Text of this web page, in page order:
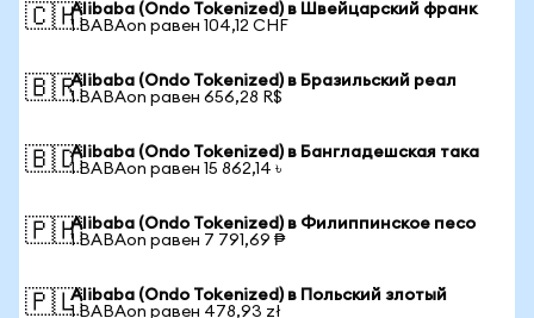
🇨🇭Alibaba (Ondo Tokenized) в Швейцарский франк
1 BABAon равен 104,12 CHF
🇧🇷Alibaba (Ondo Tokenized) в Бразильский реал
1 BABAon равен 656,28 R$
🇧🇩Alibaba (Ondo Tokenized) в Бангладешская така
1 BABAon равен 15 862,14 ৳
🇵🇭Alibaba (Ondo Tokenized) в Филиппинское песо
1 BABAon равен 7 791,69 ₱
🇵🇱Alibaba (Ondo Tokenized) в Польский злотый
1 BABAon равен 478,93 zł